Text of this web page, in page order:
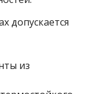
допускается
из